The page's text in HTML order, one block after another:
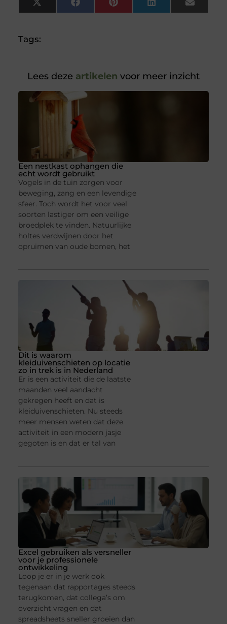
X
(Twitter)
FacebookPinterestLinkedInEmail
Tags:
Lees deze artikelen voor meer inzicht
Een nestkast ophangen die
echt wordt gebruikt
Vogels in de tuin zorgen voor
beweging, zang en een levendige
sfeer. Toch wordt het voor veel
soorten lastiger om een veilige
broedplek te vinden. Natuurlijke
holtes verdwijnen door het
opruimen van oude bomen, het
Dit is waarom
kleiduivenschieten op locatie
zo in trek is in Nederland
Er is een activiteit die de laatste
maanden veel aandacht
gekregen heeft en dat is
kleiduivenschieten. Nu steeds
meer mensen weten dat deze
activiteit in een modern jasje
gegoten is en dat er tal van
Excel gebruiken als versneller
voor je professionele
ontwikkeling
Loop je er in je werk ook
tegenaan dat rapportages steeds
terugkomen, dat collega’s om
overzicht vragen en dat
spreadsheets sneller groeien dan